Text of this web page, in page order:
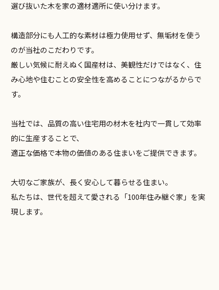
選び抜いた木を家の適材適所に使い分けます。
構造部分にも人工的な素材は極力使用せず、無垢材を使う
のが当社のこだわりです。
厳しい気候に耐えぬく国産材は、美観性だけではなく、住
み心地や住むことの安全性を高めることにつながるからで
す。
当社では、品質の高い住宅用の材木を社内で一貫して効率
的に生産することで、
適正な価格で本物の価値のある住まいをご提供できます。
大切なご家族が、長く安心して暮らせる住まい。
私たちは、世代を超えて愛される「100年住み継ぐ家」を実
現します。